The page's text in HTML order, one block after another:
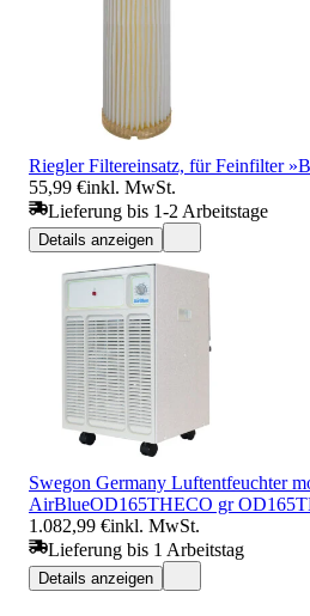
Riegler Filtereinsatz, für Feinfilter
55,99 €inkl. MwSt.
Lieferung bis 1-2 Arbeitstage
Details anzeigen
Swegon Germany Luftentfeuchter
AirBlueOD165THECO gr
1.082,99 €inkl. MwSt.
Lieferung bis 1 Arbeitstag
Details anzeigen